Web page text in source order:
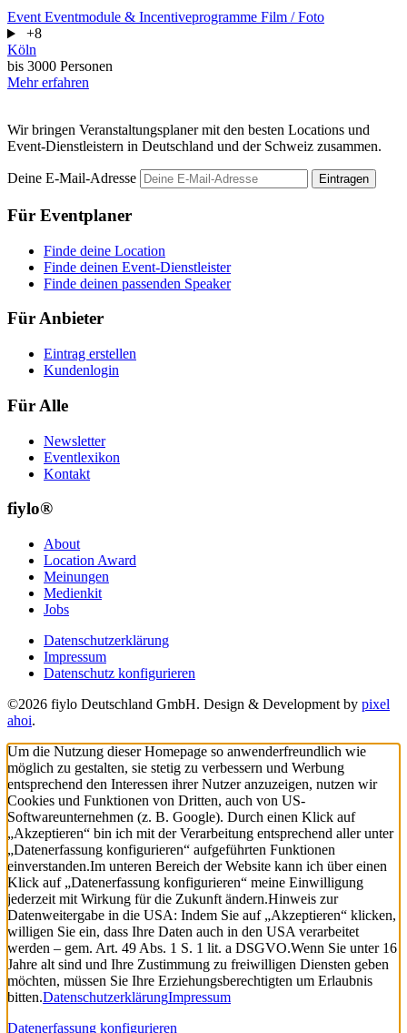
Event Eventmodule & Incentiveprogramme Film / Foto
+8
Köln
bis 3000 Personen
Mehr erfahren
Wir bringen Veranstaltungsplaner mit den besten Locations und
Event-Dienstleistern in Deutschland und der Schweiz zusammen.
Deine E-Mail-Adresse Eintragen
Für Eventplaner
Finde deine Location
Finde deinen Event-Dienstleister
Finde deinen passenden Speaker
Für Anbieter
Eintrag erstellen
Kundenlogin
Für Alle
Newsletter
Eventlexikon
Kontakt
fiylo®
About
Location Award
Meinungen
Medienkit
Jobs
Datenschutzerklärung
Impressum
Datenschutz konfigurieren
©2026 fiylo Deutschland GmbH. Design & Development by pixel
ahoi.
Um die Nutzung dieser Homepage so anwenderfreundlich wie
möglich zu gestalten, sie stetig zu verbessern und Werbung
entsprechend den Interessen ihrer Nutzer anzuzeigen, nutzen wir
Cookies und Funktionen von Dritten, auch von US-
Softwareunternehmen (z. B. Google). Durch einen Klick auf
„Akzeptieren“ bin ich mit der Verarbeitung entsprechend aller unter
„Datenerfassung konfigurieren“ aufgeführten Funktionen
einverstanden.Im unteren Bereich der Website kann ich über einen
Klick auf „Datenerfassung konfigurieren“ meine Einwilligung
jederzeit mit Wirkung für die Zukunft ändern.Hinweis zur
Datenweitergabe in die USA: Indem Sie auf „Akzeptieren“ klicken,
willigen Sie ein, dass Ihre Daten auch in den USA verarbeitet
werden – gem. Art. 49 Abs. 1 S. 1 lit. a DSGVO.Wenn Sie unter 16
Jahre alt sind und Ihre Zustimmung zu freiwilligen Diensten geben
möchten, müssen Sie Ihre Erziehungsberechtigten um Erlaubnis
bitten.DatenschutzerklärungImpressum
Datenerfassung konfigurieren